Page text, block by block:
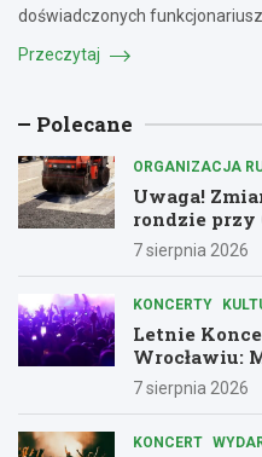
doświadczonych
Przeczytaj
Polecane
ORGANIZACJA
Uwaga!
rondzie przy
7 sierpnia 2026
KONCERTY
Letnie
Wrocławiu:
Południowym!
7 sierpnia 2026
KONCERT